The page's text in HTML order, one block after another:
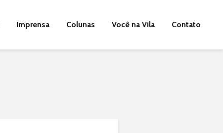
Imprensa Colunas Você na Vila Contato